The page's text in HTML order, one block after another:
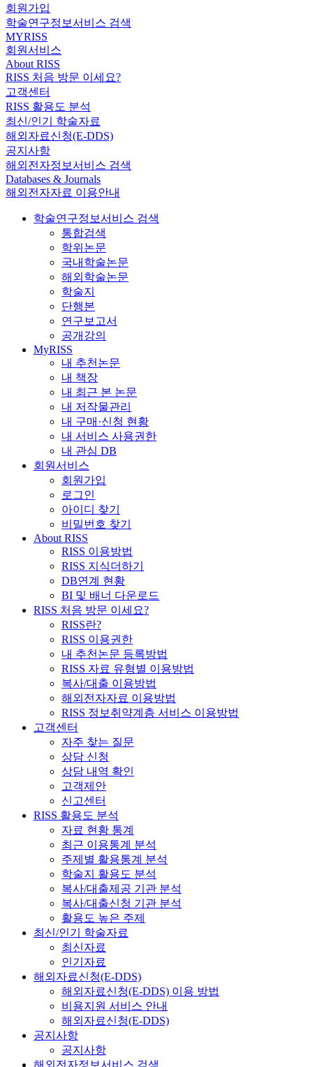
회원가입
학술연구정보서비스 검색
MYRISS
회원서비스
About RISS
RISS 처음 방문 이세요?
고객센터
RISS 활용도 분석
최신/인기 학술자료
해외자료신청(E-DDS)
공지사항
해외전자정보서비스 검색
Databases & Journals
해외전자자료 이용안내
학술연구정보서비스 검색
통합검색
학위논문
국내학술논문
해외학술논문
학술지
단행본
연구보고서
공개강의
MyRISS
내 추천논문
내 책장
내 최근 본 논문
내 저작물관리
내 구매·신청 현황
내 서비스 사용권한
내 관심 DB
회원서비스
회원가입
로그인
아이디 찾기
비밀번호 찾기
About RISS
RISS 이용방법
RISS 지식더하기
DB연계 현황
BI 및 배너 다운로드
RISS 처음 방문 이세요?
RISS란?
RISS 이용권한
내 추천논문 등록방법
RISS 자료 유형별 이용방법
복사/대출 이용방법
해외전자자료 이용방법
RISS 정보취약계층 서비스 이용방법
고객센터
자주 찾는 질문
상담 신청
상담 내역 확인
고객제안
신고센터
RISS 활용도 분석
자료 현황 통계
최근 이용통계 분석
주제별 활용통계 분석
학술지 활용도 분석
복사/대출제공 기관 분석
복사/대출신청 기관 분석
활용도 높은 주제
최신/인기 학술자료
최신자료
인기자료
해외자료신청(E-DDS)
해외자료신청(E-DDS) 이용 방법
비용지원 서비스 안내
해외자료신청(E-DDS)
공지사항
공지사항
해외전자정보서비스 검색